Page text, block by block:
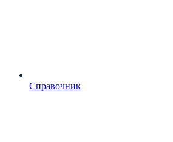
Справочник